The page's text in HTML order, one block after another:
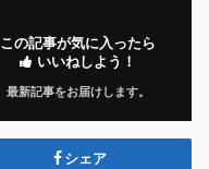
この記事が気に入ったら
いいねしよう！
最新記事をお届けします。
シェア